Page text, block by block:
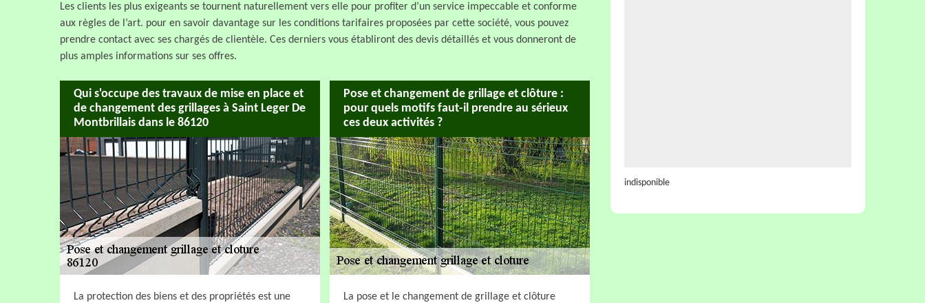
Les clients les plus exigeants se tournent naturellement vers elle pour profiter d’un service impeccable et conforme
aux règles de l’art. pour en savoir davantage sur les conditions tarifaires proposées par cette société, vous pouvez
prendre contact avec ses chargés de clientèle. Ces derniers vous établiront des devis détaillés et vous donneront de
plus amples informations sur ses offres.
Qui s'occupe des travaux de mise en place et
de changement des grillages à Saint Leger De
Montbrillais dans le 86120
La protection des biens et des propriétés est une
Pose et changement de grillage et clôture :
pour quels motifs faut-il prendre au sérieux
ces deux activités ?
La pose et le changement de grillage et clôture
indisponible